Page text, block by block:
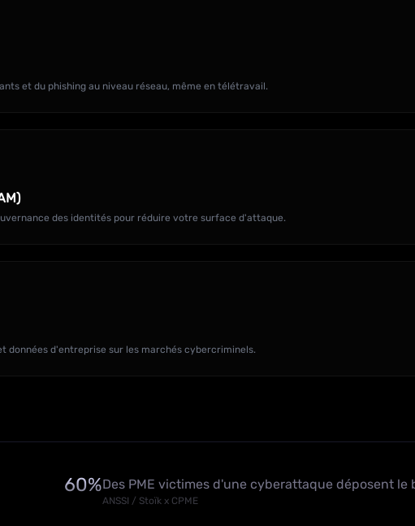
et du phishing au niveau réseau, même en télétravail.
des identités pour réduire votre surface d'attaque.
données d'entreprise sur les marchés cybercriminels.
60%Des PME victimes d'une cyberattaque déposent le
ANSSI / Stoïk x CPME